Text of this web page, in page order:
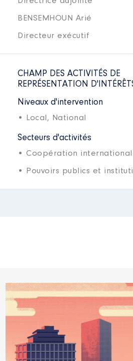
BENSEMHOUN Arié
Directeur exécutif
CHAMP DES ACTIVITÉS DE
REPRÉSENTATION
Niveaux d'intervention
• Local, National
Secteurs d'activités
• Coopération
• Pouvoirs publics et